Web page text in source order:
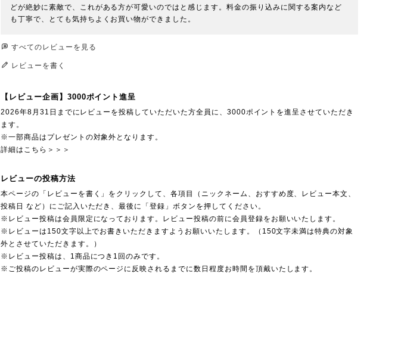
どが絶妙に素敵で、これがある方が可愛いのではと感じます。料金の振り込みに関する案内など
も丁寧で、とても気持ちよくお買い物ができました。
すべてのレビューを見る
レビューを書く
【レビュー企画】3000ポイント進呈
2026年8月31日までにレビューを投稿していただいた方全員に、3000ポイントを進呈させていただき
ます。
※一部商品はプレゼントの対象外となります。
詳細はこちら＞＞＞
レビューの投稿方法
本ページの「レビューを書く」をクリックして、各項目（ニックネーム、おすすめ度、レビュー本文、
投稿日 など）にご記入いただき、最後に「登録」ボタンを押してください。
※レビュー投稿は会員限定になっております。レビュー投稿の前に会員登録をお願いいたします。
※レビューは150文字以上でお書きいただきますようお願いいたします。（150文字未満は特典の対象
外とさせていただきます。）
※レビュー投稿は、1商品につき1回のみです。
※ご投稿のレビューが実際のページに反映されるまでに数日程度お時間を頂戴いたします。